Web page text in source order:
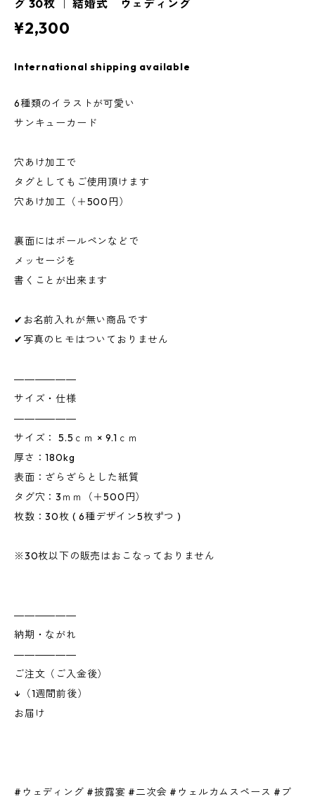
グ 30枚 ｜ 結婚式 ウェディング
¥2,300
International shipping available
6種類のイラストが可愛い
サンキューカード
穴あけ加工で
タグとしてもご使用頂けます
穴あけ加工（＋500円）
裏面にはボールペンなどで
メッセージを
書くことが出来ます
✔お名前入れが無い商品です
✔写真のヒモはついておりません
――――――
サイズ・仕様
――――――
サイズ： 5.5ｃｍ × 9.1ｃｍ
厚さ：180kg
表面：ざらざらとした紙質
タグ穴：3ｍｍ（＋500円）
枚数：30枚 ( 6種デザイン5枚ずつ )
※30枚以下の販売はおこなっておりません
――――――
納期・ながれ
――――――
ご注文（ご入金後）
↓（1週間前後）
お届け
#ウェディング #披露宴 #二次会 #ウェルカムスペース #ブ